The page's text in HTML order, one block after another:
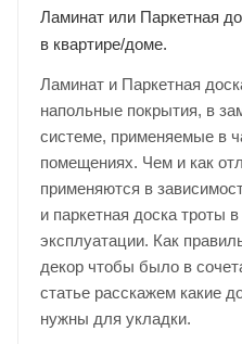
Ламинат или Паркетная
в квартире/доме.
Ламинат и Паркетная
напольные покрытия, в
системе, применяемые в
помещениях. Чем и как
применяются в
и паркетная доска троты
эксплуатации. Как
декор чтобы было в
статье расскажем какие
нужны для укладки.